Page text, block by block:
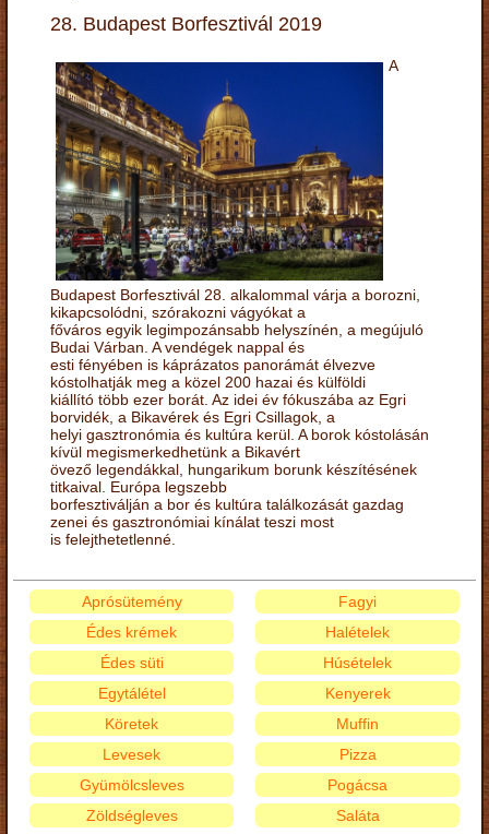
28. Budapest Borfesztivál 2019
A
Budapest Borfesztivál 28. alkalommal várja a borozni,
kikapcsolódni, szórakozni vágyókat a
főváros egyik legimpozánsabb helyszínén, a megújuló
Budai Várban. A vendégek nappal és
esti fényében is káprázatos panorámát élvezve
kóstolhatják meg a közel 200 hazai és külföldi
kiállító több ezer borát. Az idei év fókuszába az Egri
borvidék, a Bikavérek és Egri Csillagok, a
helyi gasztronómia és kultúra kerül. A borok kóstolásán
kívül megismerkedhetünk a Bikavért
övező legendákkal, hungarikum borunk készítésének
titkaival. Európa legszebb
borfesztiválján a bor és kultúra találkozását gazdag
zenei és gasztronómiai kínálat teszi most
is felejthetetlenné.
Aprósütemény
Édes krémek
Édes süti
Egytálétel
Fagyi
Halételek
Húsételek
Kenyerek
Köretek
Levesek
Gyümölcsleves
Zöldségleves
Muffin
Pizza
Pogácsa
Saláta